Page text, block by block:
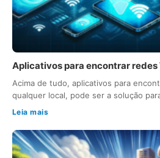
Aplicativos para encontrar redes
Acima de tudo, aplicativos para
qualquer local, pode ser a solução
Leia mais